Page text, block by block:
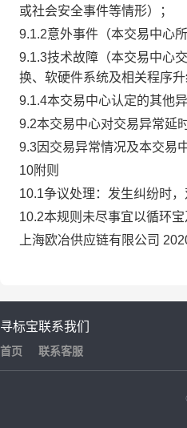
或社会安全事件等情形）；
9.1.2意外事件（本交易中心
9.1.3技术故障（本交易中心
换、软硬件系统及相关程序
9.1.4本交易中心认定的其他异
9.2本交易中心对交易异常延
9.3因交易异常情况及本交易
10附则
10.1争议处理：发生纠纷时
10.2本规则未尽事宜以循环
上海欧冶供应链有限公司
寻标宝
首页
联系我们
联系客服